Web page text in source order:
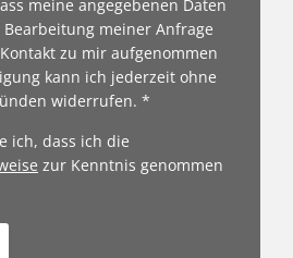
meine angegebenen Daten
Bearbeitung meiner Anfrage
zu mir aufgenommen
kann ich jederzeit ohne
widerrufen. *
ich, dass ich die
zur Kenntnis genommen